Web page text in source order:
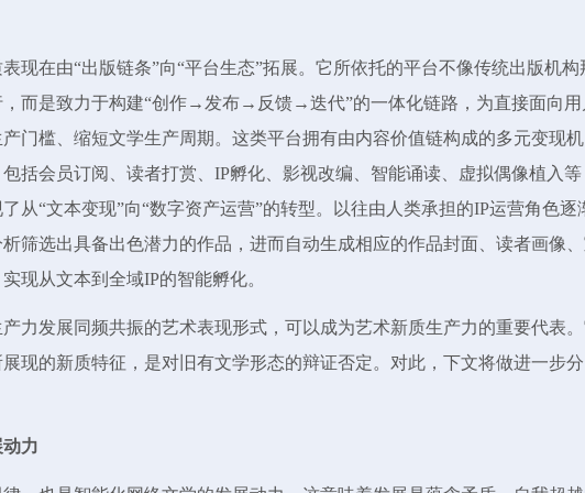
现在由“出版链条”向“平台生态”拓展。它所依托的平台不像传统出版机构
而是致力于构建“创作→发布→反馈→迭代”的一体化链路，为直接面向用
门槛、缩短文学生产周期。这类平台拥有由内容价值链构成的多元变现机
括会员订阅、读者打赏、IP孵化、影视改编、智能诵读、虚拟偶像植入等
从“文本变现”向“数字资产运营”的转型。以往由人类承担的IP运营角色逐
筛选出具备出色潜力的作品，进而自动生成相应的作品封面、读者画像
现从文本到全域IP的智能孵化。
力发展同频共振的艺术表现形式，可以成为艺术新质生产力的重要代表。
现的新质特征，是对旧有文学形态的辩证否定。对此，下文将做进一步分
力